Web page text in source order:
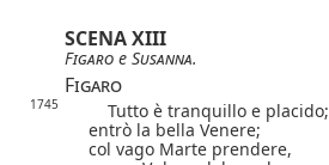
SCENA XIII
Figaro e Susanna.
Figaro
1745
Tutto è tranquillo e placido;
entrò la bella Venere;
col vago Marte prendere,